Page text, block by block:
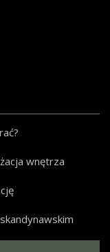
wnętrza